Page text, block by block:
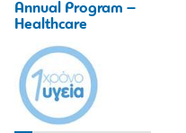
Annual Program –
Healthcare